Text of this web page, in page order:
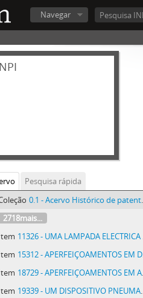
Navegar
Pesquisa rápida
0.1 - Acervo Histórico de patentes do INPI - Acervo Histórico de patentes do INPI
2718mais...
11326 - UMA LAMPADA ELECTRICA DENOMINADA HELIOS DE FILAMENTO METALLICO ESTIRADO
15312 - APERFEIÇOAMENTOS EM DISPOSITIVOS TRANSMISSORES DE FORÇA
18729 - APERFEIÇOAMENTOS EM ASSUCAREIROS PARA ASSUCAR EM PÓ, OU EM QUEESQUER OUTROS RECIPIENTES PARA SUBSTANCIAS EM PÓ
19339 - UM DISPOSITIVO PNEUMATICO APPLICAVEL A RECEPTORES TELEPHONICOS COM O FIM DE ABAFAR RUIDOS EXTERIORES